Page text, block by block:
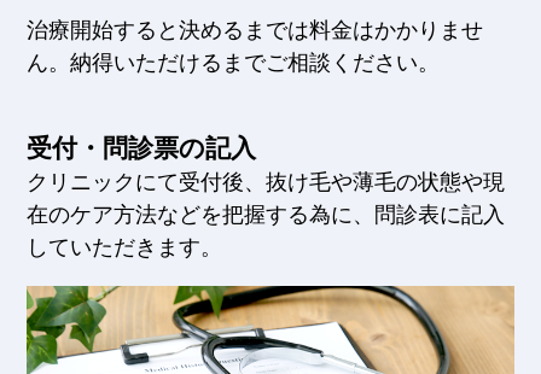
治療開始すると決めるまでは料金はかかりませ
ん。納得いただけるまでご相談ください。
受付・問診票の記入
クリニックにて受付後、抜け毛や薄毛の状態や現
在のケア方法などを把握する為に、問診表に記入
していただきます。